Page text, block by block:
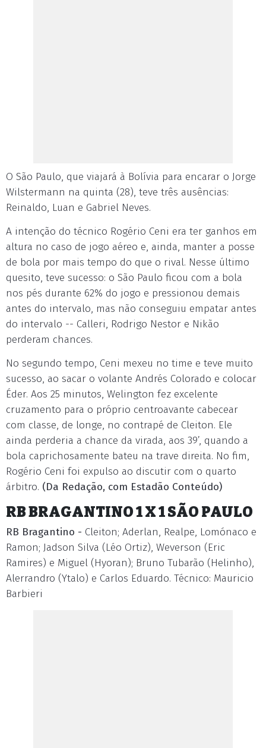
O São Paulo, que viajará à Bolívia para encarar o Jorge
Wilstermann na quinta (28), teve três ausências:
Reinaldo, Luan e Gabriel Neves.
A intenção do técnico Rogério Ceni era ter ganhos em
altura no caso de jogo aéreo e, ainda, manter a posse
de bola por mais tempo do que o rival. Nesse último
quesito, teve sucesso: o São Paulo ficou com a bola
nos pés durante 62% do jogo e pressionou demais
antes do intervalo, mas não conseguiu empatar antes
do intervalo -- Calleri, Rodrigo Nestor e Nikão
perderam chances.
No segundo tempo, Ceni mexeu no time e teve muito
sucesso, ao sacar o volante Andrés Colorado e colocar
Éder. Aos 25 minutos, Welington fez excelente
cruzamento para o próprio centroavante cabecear
com classe, de longe, no contrapé de Cleiton. Ele
ainda perderia a chance da virada, aos 39’, quando a
bola caprichosamente bateu na trave direita. No fim,
Rogério Ceni foi expulso ao discutir com o quarto
árbitro. (Da Redação, com Estadão Conteúdo)
RB BRAGANTINO 1 X 1 SÃO PAULO
RB Bragantino - Cleiton; Aderlan, Realpe, Lomónaco e
Ramon; Jadson Silva (Léo Ortiz), Weverson (Eric
Ramires) e Miguel (Hyoran); Bruno Tubarão (Helinho),
Alerrandro (Ytalo) e Carlos Eduardo. Técnico: Mauricio
Barbieri